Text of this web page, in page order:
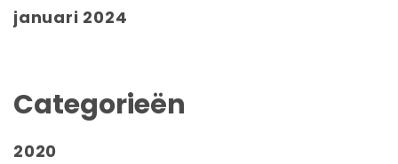
januari 2024
Categorieën
2020